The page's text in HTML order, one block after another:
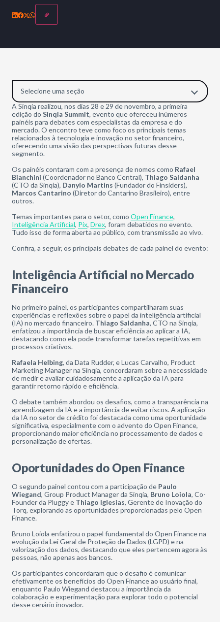
Selecione uma seção
A Sinqia realizou, nos dias 28 e 29 de novembro, a primeira
edição do Sinqia Summit, evento que ofereceu inúmeros
painéis para debates com especialistas da empresa e do
mercado.O encontro teve como foco os principais temas
relacionados à tecnologia e inovação no setor financeiro,
oferecendo uma visão das perspectivas futuras desse
segmento.
Os painéis contaram com a presença de nomes como Rafael
Bianchini (Coordenador no Banco Central), Thiago Saldanha
(CTO da Sinqia), Danylo Martins (Fundador do Finsiders),
Marcos Cantarino (Diretor do Cantarino Brasileiro), entre
outros.
Temas importantes para o setor, como Open Finance,
Inteligência Artificial, Pix, Drex, foram debatidos no evento.
Tudo isso de forma aberta ao público, com transmissão ao vivo.
Confira, a seguir, os principais debates de cada painel do evento:
Inteligência Artificial no Mercado
Financeiro
No primeiro painel, os participantes compartilharam suas
experiências e reflexões sobre o papel da inteligência artificial
(IA) no mercado financeiro. Thiago Saldanha, CTO na Sinqia,
enfatizou a importância de buscar eficiência ao aplicar a IA,
destacando como ela pode transformar tarefas repetitivas em
processos criativos.
Rafaela Helbing, da Data Rudder, e Lucas Carvalho, Product
Marketing Manager na Sinqia, concordaram sobre a necessidade
de medir e avaliar cuidadosamente a aplicação da IA para
garantir retorno rápido e eficiência.
O debate também abordou os desafios, como a transparência na
aprendizagem da IA e a importância de evitar riscos. A aplicação
da IA no setor de crédito foi destacada como uma oportunidade
significativa, especialmente com o advento do Open Finance,
proporcionando maior eficiência no processamento de dados e
personalização de ofertas.
Oportunidades do Open Finance
O segundo painel contou com a participação de Paulo
Wiegand, Group Product Manager da Sinqia, Bruno Loiola, Co-
Founder da Pluggy e Thiago Iglesias, Gerente de Inovação do
Torq, explorando as oportunidades proporcionadas pelo Open
Finance.
Bruno Loiola enfatizou o papel fundamental do Open Finance na
evolução da Lei Geral de Proteção de Dados (LGPD) e na
valorização dos dados, destacando que eles pertencem agora às
pessoas, não apenas aos bancos.
Os participantes concordaram que o desafio é comunicar
efetivamente os benefícios do Open Finance ao usuário final,
enquanto Paulo Wiegand destacou a importância da
colaboração e experimentação para explorar todo o potencial
desse cenário inovador.